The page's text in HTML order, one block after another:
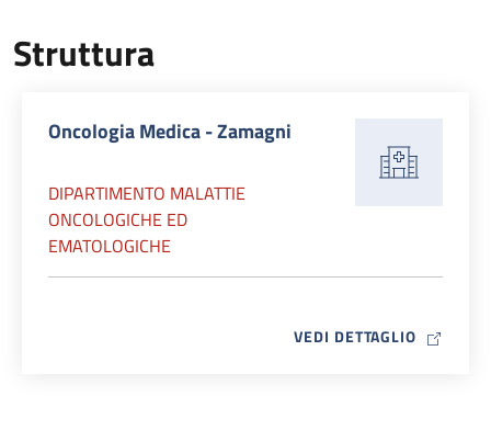
Struttura
Oncologia Medica - Zamagni
DIPARTIMENTO MALATTIE
ONCOLOGICHE ED
EMATOLOGICHE
VEDI DETTAGLIO MAP ICON